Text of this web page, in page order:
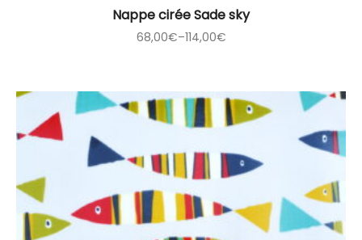
Nappe cirée Sade sky
68,00€–114,00€